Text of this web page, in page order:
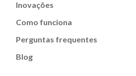
Inovações
Como funciona
Perguntas frequentes
Blog